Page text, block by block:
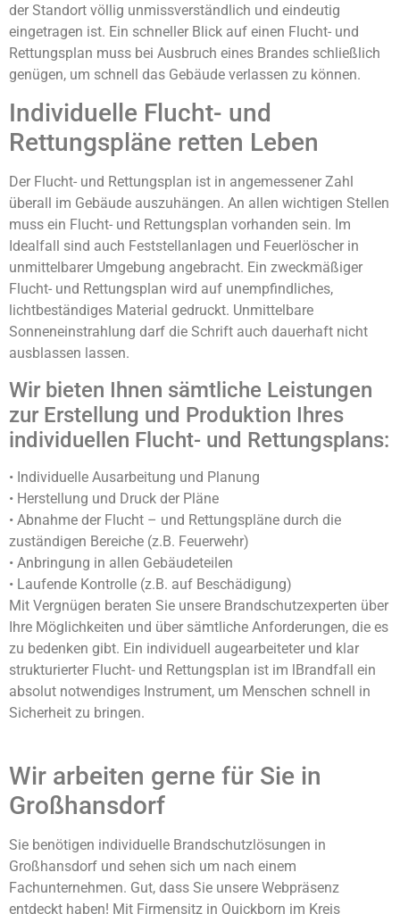
der Standort völlig unmissverständlich und eindeutig
eingetragen ist. Ein schneller Blick auf einen Flucht- und
Rettungsplan muss bei Ausbruch eines Brandes schließlich
genügen, um schnell das Gebäude verlassen zu können.
Individuelle Flucht- und
Rettungspläne retten Leben
Der Flucht- und Rettungsplan ist in angemessener Zahl
überall im Gebäude auszuhängen. An allen wichtigen Stellen
muss ein Flucht- und Rettungsplan vorhanden sein. Im
Idealfall sind auch Feststellanlagen und Feuerlöscher in
unmittelbarer Umgebung angebracht. Ein zweckmäßiger
Flucht- und Rettungsplan wird auf unempfindliches,
lichtbeständiges Material gedruckt. Unmittelbare
Sonneneinstrahlung darf die Schrift auch dauerhaft nicht
ausblassen lassen.
Wir bieten Ihnen sämtliche Leistungen
zur Erstellung und Produktion Ihres
individuellen Flucht- und Rettungsplans:
• Individuelle Ausarbeitung und Planung
• Herstellung und Druck der Pläne
• Abnahme der Flucht – und Rettungspläne durch die
zuständigen Bereiche (z.B. Feuerwehr)
• Anbringung in allen Gebäudeteilen
• Laufende Kontrolle (z.B. auf Beschädigung)
Mit Vergnügen beraten Sie unsere Brandschutzexperten über
Ihre Möglichkeiten und über sämtliche Anforderungen, die es
zu bedenken gibt. Ein individuell augearbeiteter und klar
strukturierter Flucht- und Rettungsplan ist im lBrandfall ein
absolut notwendiges Instrument, um Menschen schnell in
Sicherheit zu bringen.
Wir arbeiten gerne für Sie in
Großhansdorf
Sie benötigen individuelle Brandschutzlösungen in
Großhansdorf und sehen sich um nach einem
Fachunternehmen. Gut, dass Sie unsere Webpräsenz
entdeckt haben! Mit Firmensitz in Quickborn im Kreis